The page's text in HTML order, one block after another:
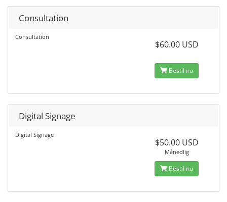
Consultation
Consultation
$60.00 USD
Bestil nu
Digital Signage
Digital Signage
$50.00 USD
Månedlig
Bestil nu